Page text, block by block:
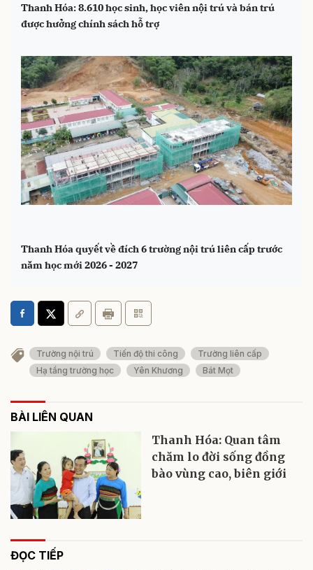
Thanh Hóa: 8.610 học sinh, học viên nội trú và bán trú
được hưởng chính sách hỗ trợ
Thanh Hóa quyết về đích 6 trường nội trú liên cấp trước
năm học mới 2026 - 2027
Trường nội trú Tiến độ thi công
Trường liên cấp
Hạ tầng trường học
Yên Khương Bát Mọt
BÀI LIÊN QUAN
Thanh Hóa: Quan tâm
chăm lo đời sống đồng
bào vùng cao, biên giới
ĐỌC TIẾP